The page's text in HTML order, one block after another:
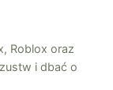
Roblox oraz
i dbać o